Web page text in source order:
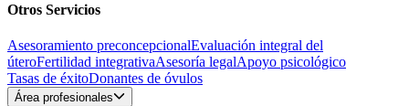
Otros Servicios
Asesoramiento preconcepcionalEvaluación integral del
úteroFertilidad integrativaAsesoría legalApoyo psicológico
Tasas de éxitoDonantes de óvulos
Área profesionales